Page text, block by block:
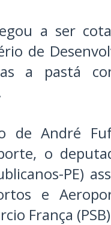
a ser
de
a pastá
de André
o
PE)
e
França (PSB)